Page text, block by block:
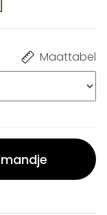
Maattabel